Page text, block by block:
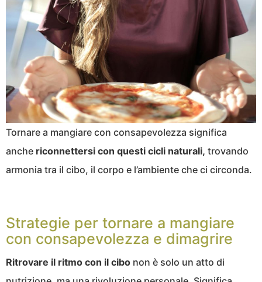
Tornare a mangiare con consapevolezza significa
anche riconnettersi con questi cicli naturali, trovando
armonia tra il cibo, il corpo e l’ambiente che ci circonda.
Strategie per tornare a mangiare
con consapevolezza e dimagrire
Ritrovare il ritmo con il cibo non è solo un atto di